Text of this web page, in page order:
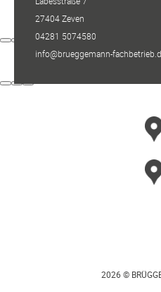
27404 Zeven
04281 5074580
info@brueggemann-
2026 ©